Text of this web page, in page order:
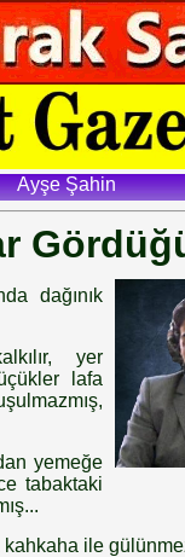
Ayşe Şahin
dağınık
yer
lafa
yemeğe
tabaktaki
ile